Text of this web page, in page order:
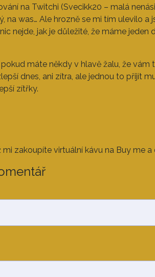
na Twitchi (Svecikk20 – malá
na was… Ale hrozně se mi tím ulevilo
nejde, jak je důležité, že máme jeden
máte někdy v hlavě žalu, že
dnes, ani zítra, ale jednou to přijít
zítřky.
zakoupíte virtuální kávu na Buy me a